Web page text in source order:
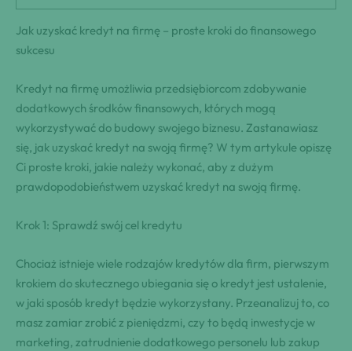
Jak uzyskać kredyt na firmę – proste kroki do finansowego
sukcesu
Kredyt na firmę umożliwia przedsiębiorcom zdobywanie
dodatkowych środków finansowych, których mogą
wykorzystywać do budowy swojego biznesu. Zastanawiasz
się, jak uzyskać kredyt na swoją firmę? W tym artykule opiszę
Ci proste kroki, jakie należy wykonać, aby z dużym
prawdopodobieństwem uzyskać kredyt na swoją firmę.
Krok 1: Sprawdź swój cel kredytu
Chociaż istnieje wiele rodzajów kredytów dla firm, pierwszym
krokiem do skutecznego ubiegania się o kredyt jest ustalenie,
w jaki sposób kredyt będzie wykorzystany. Przeanalizuj to, co
masz zamiar zrobić z pieniędzmi, czy to będą inwestycje w
marketing, zatrudnienie dodatkowego personelu lub zakup